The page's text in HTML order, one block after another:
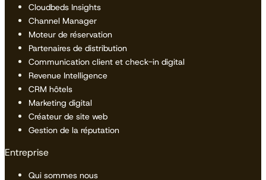
Cloudbeds Insights
Channel Manager
Moteur de réservation
Partenaires de distribution
Communication client et check-in digital
Revenue Intelligence
CRM hôtels
Marketing digital
Créateur de site web
Gestion de la réputation
Entreprise
Qui sommes nous